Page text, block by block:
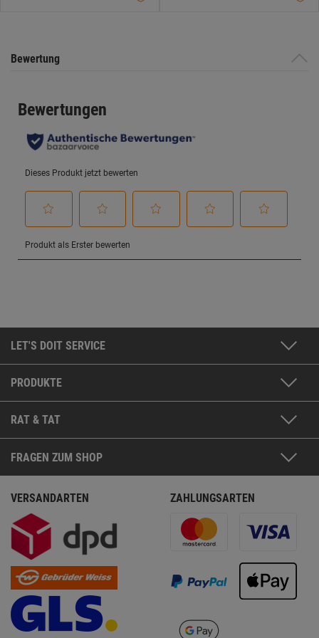
Bewertung
LET'S DOIT SERVICE
PRODUKTE
RAT & TAT
FRAGEN ZUM SHOP
VERSANDARTEN ZAHLUNGSARTEN